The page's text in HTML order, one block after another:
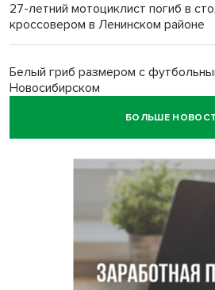
27-летний мотоциклист погиб в
кроссовером в Ленинском районе
Белый гриб размером с
Новосибирском
БОЛЬШЕ